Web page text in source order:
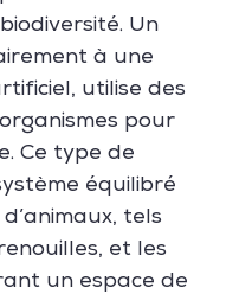
Un
à une
utilise des
pour
Ce type de
équilibré
tels
et les
un espace de